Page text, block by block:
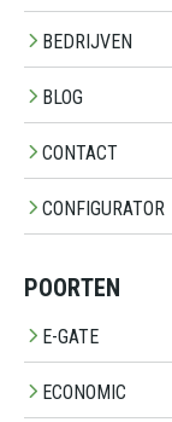
BEDRIJVEN
BLOG
CONTACT
CONFIGURATOR
POORTEN
E-GATE
ECONOMIC